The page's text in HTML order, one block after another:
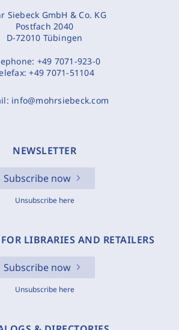
Siebeck GmbH & Co. KG
Postfach 2040
D-72010 Tübingen
+49 7071-923-0
+49 7071-51104
info@mohrsiebeck.com
NEWSLETTER
Subscribe now
Unsubscribe here
LIBRARIES AND RETAILERS
Subscribe now
Unsubscribe here